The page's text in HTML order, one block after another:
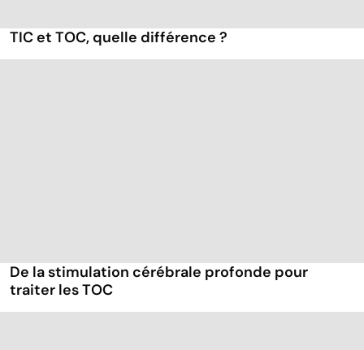
TIC et TOC, quelle différence ?
De la stimulation cérébrale profonde pour
traiter les TOC